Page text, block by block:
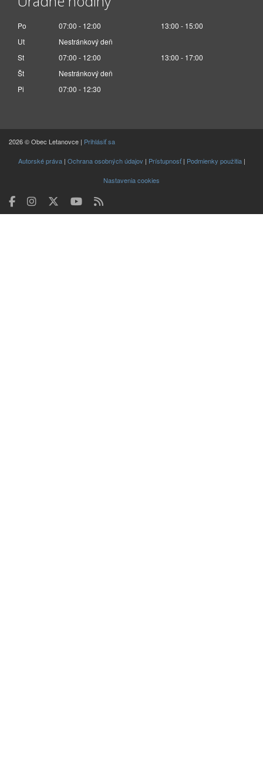
Po 07:00 - 12:00
13:00 - 15:00
Ut
Nestránkový deň
St
07:00 - 12:00
13:00 - 17:00
Št
Nestránkový deň
Pi
07:00 - 12:30
2026 © Obec Letanovce | Prihlásiť sa
Autorské práva| Ochrana osobných údajov | Prístupnosť| Podmienky použitia|
Nastavenia cookies